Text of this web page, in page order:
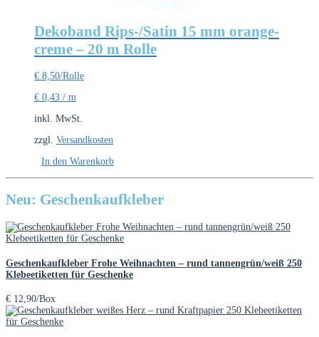
Dekoband Rips-/Satin 15 mm orange-
creme – 20 m Rolle
€ 8,50/Rolle
€ 0,43 / m
inkl. MwSt.
zzgl. Versandkosten
In den Warenkorb
Neu: Geschenkaufkleber
Geschenkaufkleber Frohe Weihnachten – rund tannengrün/weiß 250
Klebeetiketten für Geschenke
€ 12,90/Box